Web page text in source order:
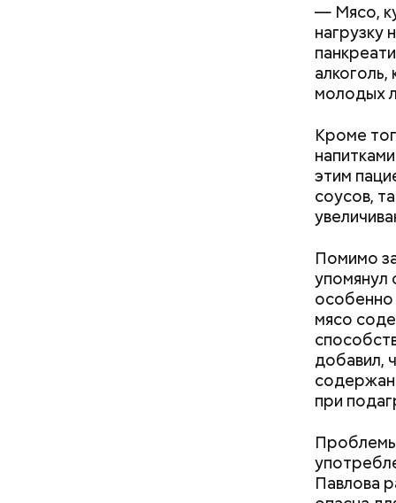
— Мясо,
нагрузку
молодых
Кроме
этим
соусов,
Помимо
упомянул
особенно
мясо
добавил,
при
Проблемы
Павлова
чеснок;
соль.
Фото:
—
творогом
Приседания, планка, выпады:
топ лучших и эффективных
упражнений для разминки